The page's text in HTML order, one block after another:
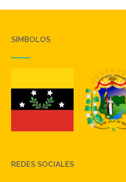
SIMBOLOS
REDES SOCIALES